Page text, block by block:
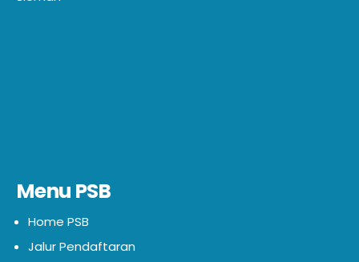
Menu PSB
Home PSB
Jalur Pendaftaran